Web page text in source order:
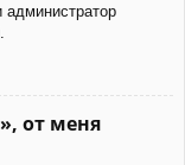
от меня